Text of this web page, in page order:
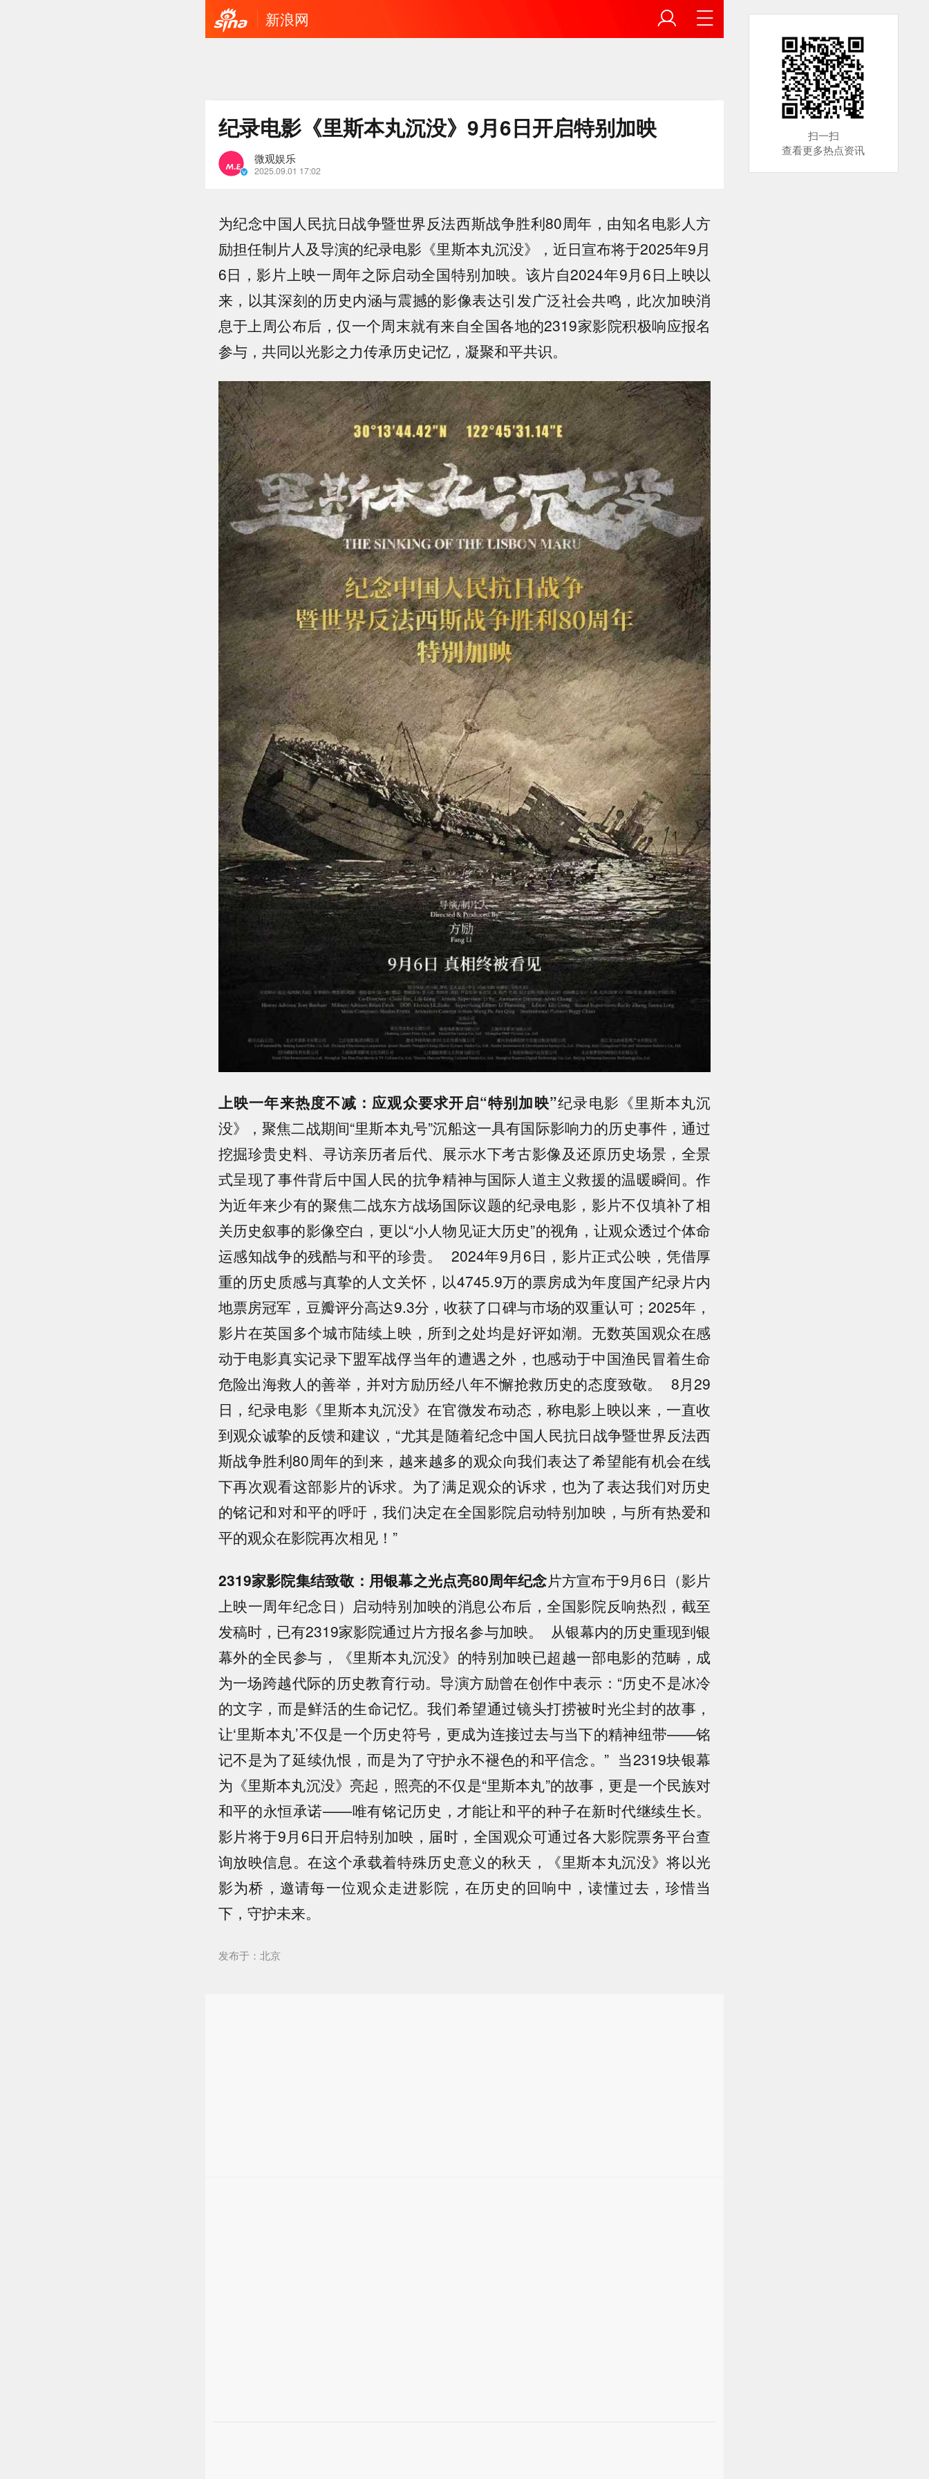
新浪网
纪录电影《里斯本丸沉没》9月6日开启特别加映
微观娱乐
2025.09.01 17:02
为纪念中国人民抗日战争暨世界反法西斯战争胜利80周年，由知名电影人方
励担任制片人及导演的纪录电影《里斯本丸沉没》，近日宣布将于2025年9月
6日，影片上映一周年之际启动全国特别加映。该片自2024年9月6日上映以
来，以其深刻的历史内涵与震撼的影像表达引发广泛社会共鸣，此次加映消
息于上周公布后，仅一个周末就有来自全国各地的2319家影院积极响应报名
参与，共同以光影之力传承历史记忆，凝聚和平共识。
上映一年来热度不减：应观众要求开启“特别加映”纪录电影《里斯本丸沉
没》，聚焦二战期间“里斯本丸号”沉船这一具有国际影响力的历史事件，通过
挖掘珍贵史料、寻访亲历者后代、展示水下考古影像及还原历史场景，全景
式呈现了事件背后中国人民的抗争精神与国际人道主义救援的温暖瞬间。作
为近年来少有的聚焦二战东方战场国际议题的纪录电影，影片不仅填补了相
关历史叙事的影像空白，更以“小人物见证大历史”的视角，让观众透过个体命
运感知战争的残酷与和平的珍贵。 2024年9月6日，影片正式公映，凭借厚
重的历史质感与真挚的人文关怀，以4745.9万的票房成为年度国产纪录片内
地票房冠军，豆瓣评分高达9.3分，收获了口碑与市场的双重认可；2025年，
影片在英国多个城市陆续上映，所到之处均是好评如潮。无数英国观众在感
动于电影真实记录下盟军战俘当年的遭遇之外，也感动于中国渔民冒着生命
危险出海救人的善举，并对方励历经八年不懈抢救历史的态度致敬。 8月29
日，纪录电影《里斯本丸沉没》在官微发布动态，称电影上映以来，一直收
到观众诚挚的反馈和建议，“尤其是随着纪念中国人民抗日战争暨世界反法西
斯战争胜利80周年的到来，越来越多的观众向我们表达了希望能有机会在线
下再次观看这部影片的诉求。为了满足观众的诉求，也为了表达我们对历史
的铭记和对和平的呼吁，我们决定在全国影院启动特别加映，与所有热爱和
平的观众在影院再次相见！”
2319家影院集结致敬：用银幕之光点亮80周年纪念片方宣布于9月6日（影片
上映一周年纪念日）启动特别加映的消息公布后，全国影院反响热烈，截至
发稿时，已有2319家影院通过片方报名参与加映。 从银幕内的历史重现到银
幕外的全民参与，《里斯本丸沉没》的特别加映已超越一部电影的范畴，成
为一场跨越代际的历史教育行动。导演方励曾在创作中表示：“历史不是冰冷
的文字，而是鲜活的生命记忆。我们希望通过镜头打捞被时光尘封的故事，
让‘里斯本丸’不仅是一个历史符号，更成为连接过去与当下的精神纽带——铭
记不是为了延续仇恨，而是为了守护永不褪色的和平信念。” 当2319块银幕
为《里斯本丸沉没》亮起，照亮的不仅是“里斯本丸”的故事，更是一个民族对
和平的永恒承诺——唯有铭记历史，才能让和平的种子在新时代继续生长。
影片将于9月6日开启特别加映，届时，全国观众可通过各大影院票务平台查
询放映信息。在这个承载着特殊历史意义的秋天，《里斯本丸沉没》将以光
影为桥，邀请每一位观众走进影院，在历史的回响中，读懂过去，珍惜当
下，守护未来。
发布于：北京
扫一扫
查看更多热点资讯